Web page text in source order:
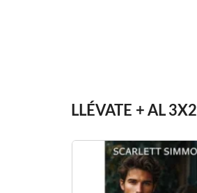
LLÉVATE + AL 3X2